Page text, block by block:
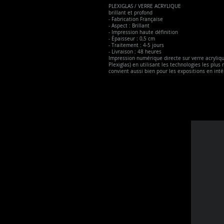
PLEXIGLAS / VERRE ACRYLIQUE
brillant et profond
- Fabrication Française
- Aspect : Brillant
- Impression haute définition
- Épaisseur : 0,5 cm
- Traitement : 4-5 jours
- Livraison : 48 heures
Impression numérique directe sur verre
Plexiglas) en utilisant les technologies les plus
convient aussi bien pour les expositions en